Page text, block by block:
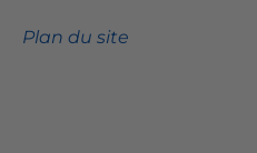
Plan du site